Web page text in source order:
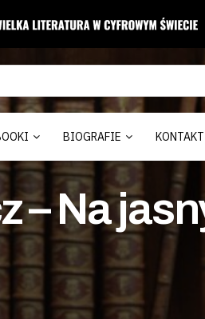
BIOGRAFIE KONTAKT
– Na